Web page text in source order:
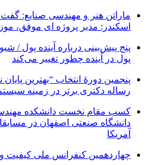
ماراتن هنر و مهندسی صنایع: گفت
اسکندر: مدیر پروژه ای موفق،
پنج پیش‌بینی درباره آینده پول /
پول در آینده چطور تغییر می‌کند
پنجمین دورۀ انتخاب “بهترین
رساله دکتری برتر در زمینه
کسب مقام نخست دانشکده
دانشگاه صنعتی اصفهان در
آمریکا
چهاردهمین کنفرانس ملی کیفیت و بهره